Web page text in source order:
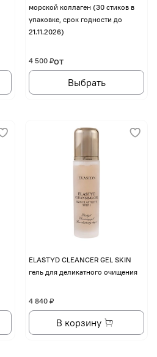
морской коллаген (30 стиков в
упаковке, срок годности до
21.11.2026)
от
4 500 ₽
Выбрать
ELASTYD CLEANCER GEL SKIN
гель для деликатного очищения
4 840 ₽
В корзину